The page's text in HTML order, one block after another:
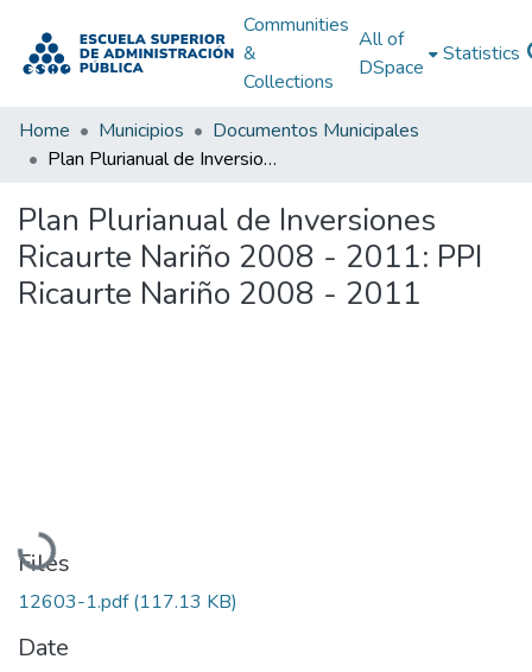
Communities
&
Collections
All of
DSpace
Statistics
Home Municipios
Documentos Municipales
Plan Plurianual de Inversiones Ricaurte Nariño 2008 - 2011: PPI Ricaurte Nariño 2008 - 2011
Plan Plurianual de Inversiones
Ricaurte Nariño 2008 - 2011: PPI
Ricaurte Nariño 2008 - 2011
Loading...
Files
12603-1.pdf(117.13 KB)
Date